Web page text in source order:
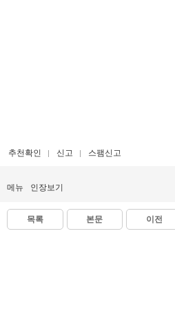
추천확인 신고 스팸신고
메뉴 인장보기
목록 본문 이전